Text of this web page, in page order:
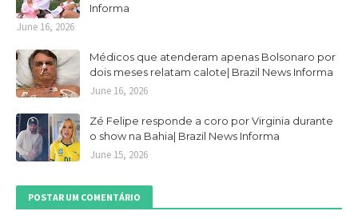
Informa
June 16, 2026
Médicos que atenderam apenas Bolsonaro por
dois meses relatam calote| Brazil News Informa
June 16, 2026
Zé Felipe responde a coro por Virginia durante
o show na Bahia| Brazil News Informa
June 15, 2026
POSTAR UM COMENTÁRIO